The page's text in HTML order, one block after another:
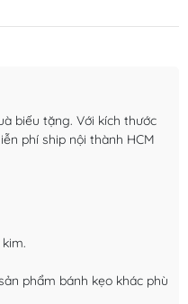
biếu tặng. Với kích thước
phí ship nội thành HCM
phẩm bánh kẹo khác phù